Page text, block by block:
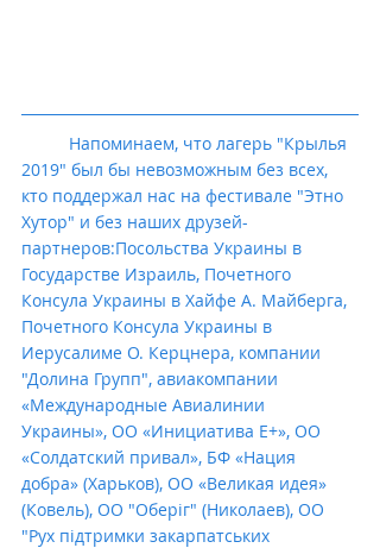
2019" был бы невозможным без всех,
кто поддержал нас на фестивале "Этно
Хутор" и без наших друзей-
партнеров:Посольства Украины в
Государстве Израиль, Почетного
Консула Украины в Хайфе А. Майберга,
Почетного Консула Украины в
Иерусалиме О. Керцнера, компании
"Долина Групп", авиакомпании
«Международные Авиалинии
Украины», ОО «Инициатива Е+», ОО
«Солдатский привал», БФ «Нация
добра» (Харьков), ОО «Великая идея»
(Ковель), ОО "Оберіг" (Николаев), ОО
"Рух підтримки закарпатських